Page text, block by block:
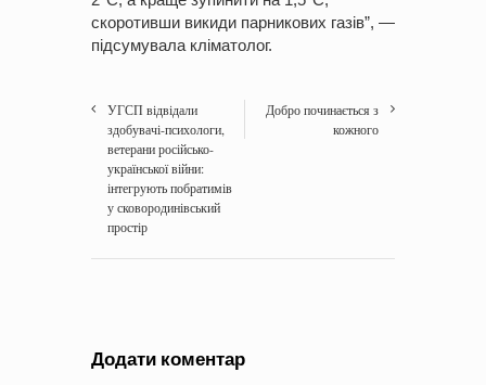
скоротивши викиди парникових газів”, —
підсумувала кліматолог.
УГСП відвідали
здобувачі-психологи,
ветерани російсько-
української війни:
інтегрують побратимів
у сковородинівський
простір
Добро починається з
кожного
Додати коментар